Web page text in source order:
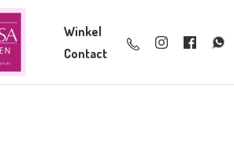
Winkel
Contact